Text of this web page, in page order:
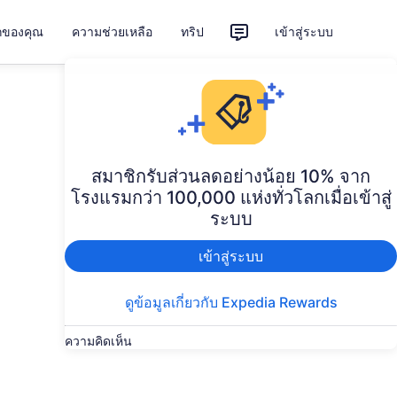
ของคุณ ความช่วยเหลือ ทริป เข้าสู่ระบบ
สมาชิกรับส่วนลดอย่างน้อย 10% จาก
โรงแรมกว่า 100,000 แห่งทั่วโลกเมื่อเข้าสู่
ระบบ
เข้าสู่ระบบ
ดูข้อมูลเกี่ยวกับ Expedia Rewards
ความคิดเห็น